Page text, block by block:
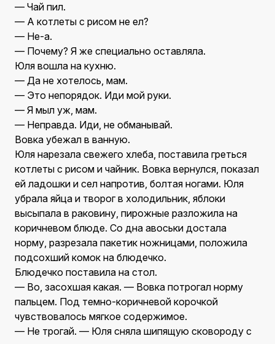
— Чай пил.
— А котлеты с рисом не ел?
— Не-а.
— Почему? Я же специально оставляла.
Юля вошла на кухню.
— Да не хотелось, мам.
— Это непорядок. Иди мой руки.
— Я мыл уж, мам.
— Неправда. Иди, не обманывай.
Вовка убежал в ванную.
Юля нарезала свежего хлеба, поставила греться
котлеты с рисом и чайник. Вовка вернулся, показал
ей ладошки и сел напротив, болтая ногами. Юля
убрала яйца и творог в холодильник, яблоки
высыпала в раковину, пирожные разложила на
коричневом блюде. Со дна авоськи достала
норму, разрезала пакетик ножницами, положила
подсохший комок на блюдечко.
Блюдечко поставила на стол.
— Во, засохшая какая. — Вовка потрогал норму
пальцем. Под темно-коричневой корочкой
чувствовалось мягкое содержимое.
— Не трогай. — Юля сняла шипящую сковороду с